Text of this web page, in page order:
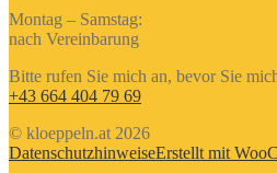
Montag – Samstag:
nach Vereinbarung
Bitte rufen Sie mich an, bevor Sie
+43 664 404 79 69
© kloeppeln.at 2026
DatenschutzhinweiseErstellt mit